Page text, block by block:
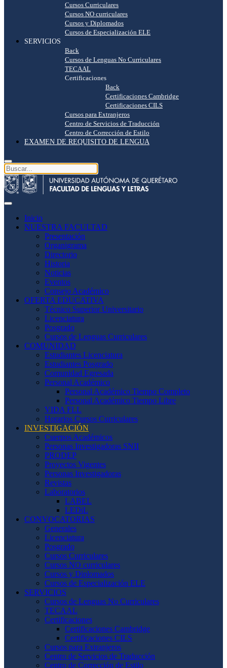
Cursos Curriculares
Cursos NO curriculares
Cursos y Diplomados
Cursos de Especialización ELE
SERVICIOS
Back
Cursos de Lenguas No Curriculares
TECAAL
Certificaciones
Back
Certificaciones Cambridge
Certificaciones CILS
Cursos para Extranjeros
Centro de Servicios de Traducción
Centro de Corrección de Estilo
EXAMEN DE REQUISITO DE LENGUA
Inicio
NUESTRA FACULTAD
Presentación
Organigrama
Directorio
Historia
Noticias
Eventos
Consejo Académico
OFERTA EDUCATIVA
Técnico Superior Universitario
Licenciatura
Posgrado
Cursos de Lenguas Curriculares
COMUNIDAD
Estudiantes Licenciatura
Estudiantes Posgrado
Comunidad Egresada
Personal Académico
Personal Académico Tiempo Completo
Personal Académico Tiempo Libre
VIDA FLL
Horarios Cursos Curriculares
INVESTIGACIÓN
Cuerpos Académicos
Personas Investigadoras SNII
PRODEP
Proyectos Vigentes
Personas Investigadoras
Revistas
Laboratorios
LABEL
LEDiL
CONVOCATORIAS
Generales
Licenciatura
Posgrado
Cursos Curriculares
Cursos NO curriculares
Cursos y Diplomados
Cursos de Especialización ELE
SERVICIOS
Cursos de Lenguas No Curriculares
TECAAL
Certificaciones
Certificaciones Cambridge
Certificaciones CILS
Cursos para Extranjeros
Centro de Servicios de Traducción
Centro de Corrección de Estilo